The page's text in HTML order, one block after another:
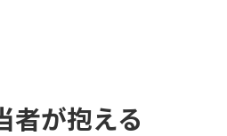
者が抱える